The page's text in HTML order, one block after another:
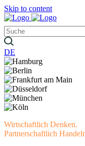
Skip to content
DE
Wirtschaftlich Denken.
Partnerschaftlich